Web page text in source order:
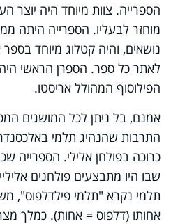
הספרייה. צוות מיוחד היה יוצר
מוחזר לבעליו. הספרייה היתה
נושאים, והיה קטלוג מיוחד בספר
לאתר כל ספר. הספרן הראשי
הפילוסוף המהולל אריסטו.
אמנם, בל ניתן לכל המושגים
התרבות שהנהיג תלמי
כרוכה בפולחן אלילי. הספרייה
שבו היו מתבצעים פולחנים
תלמי נקרא "תלמי פילדלפוס",
אחותו (דלפוס = אחות). כמלך